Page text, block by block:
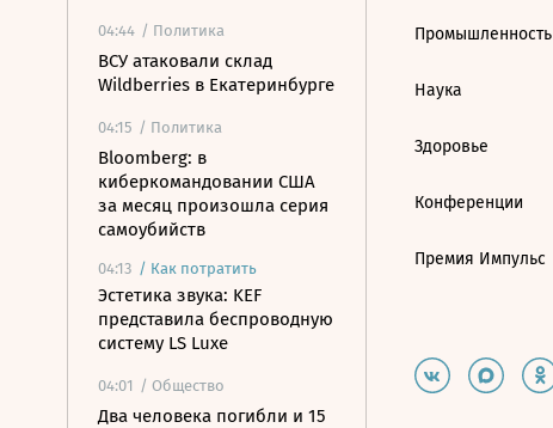
04:44 / Политика
ВСУ атаковали склад
Wildberries в Екатеринбурге
04:15 / Политика
Bloomberg: в
киберкомандовании США
за месяц произошла серия
самоубийств
04:13 / Как потратить
Эстетика звука: KEF
представила беспроводную
систему LS Luxe
04:01 / Общество
Два человека погибли и 15
Промышленность
Наука
Здоровье
Конференции
Премия Импульс